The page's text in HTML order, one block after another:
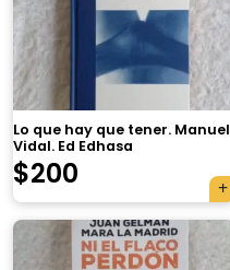
Lo que hay que tener. Manuel
Vidal. Ed Edhasa
$200